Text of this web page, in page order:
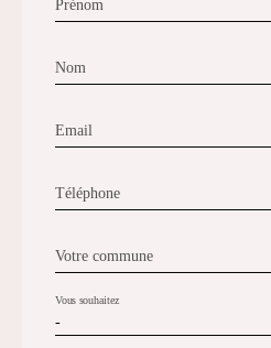
Prénom
Nom
Email
Téléphone
Votre commune
-
Vous souhaitez